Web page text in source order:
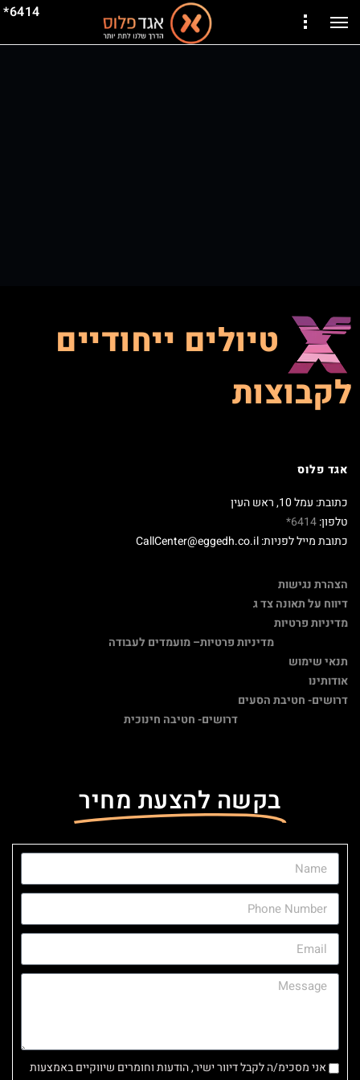
6414*
טיולים ייחודיים
לקבוצות
אגד פלוס
כתובת: עמל 10, ראש העין
טלפון:6414*
כתובת מייל לפניות: CallCenter@eggedh.co.il
הצהרת נגישות
דיווח על תאונה צד ג
מדיניות פרטיות
מדיניות פרטיות– מועמדים לעבודה
תנאי שימוש
אודותינו
דרושים- חטיבת הסעים
דרושים- חטיבה חינוכית
בקשה להצעת מחיר
אני מסכימ/ה לקבל דיוור ישיר, הודעות וחומרים שיווקיים באמצעות